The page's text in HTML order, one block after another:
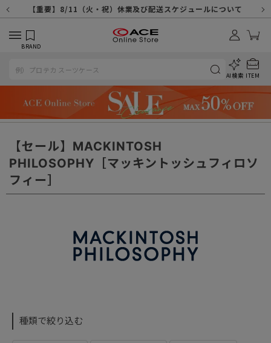
【重要】8/11（火・祝）休業及び配送スケジュールについて
【重要】令和８年熊本地震に伴う配送への影響について
【重要】納品書・領収書ペーパーレス化（電子化）のお知らせ
【重要】天候不良や交通状況・物量増等に伴う配送への影響について
【重要】悪質な詐欺サイトにご注意ください
【重要】各種メールが届かない場合に関しまして
【重要】お問い合わせのご対応に関しまして
【重要】SNSのなりすまし詐欺にご注意ください
BRAND
AI検索 ITEM
【セール】MACKINTOSH
PHILOSOPHY［マッキントッシュフィロソ
フィー］
種類で絞り込む